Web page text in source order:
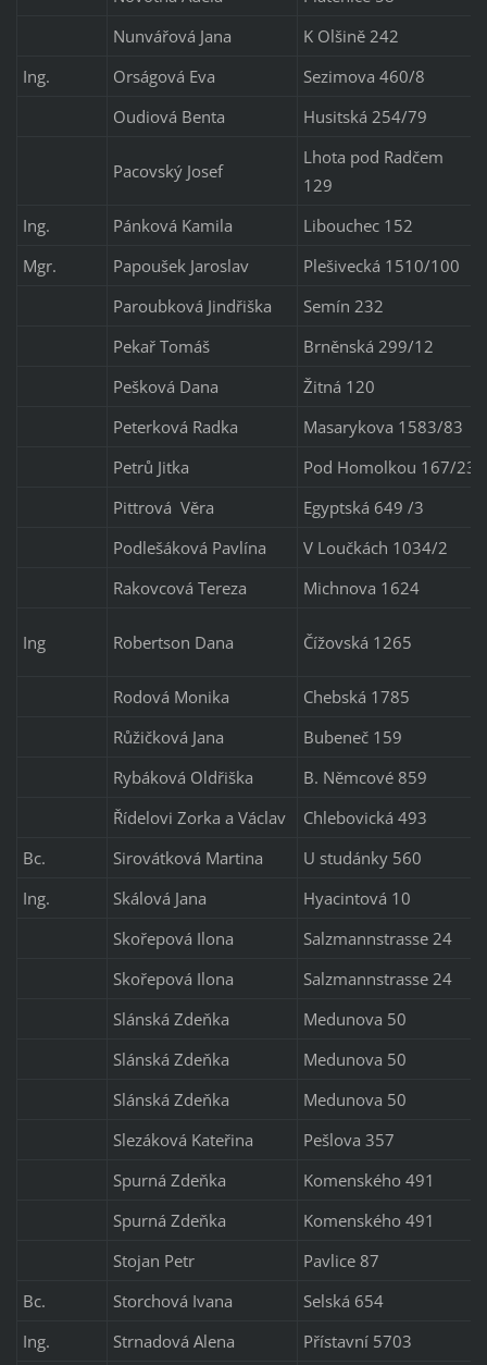
Nunvářová Jana
K Olšině 242
Ing.
Orságová Eva
Sezimova 460/8
Oudiová Benta
Husitská 254/79
Pacovský Josef
Lhota pod Radčem
129
Ing.
Pánková Kamila
Libouchec 152
Mgr.
Papoušek Jaroslav
Plešivecká 1510/100
Paroubková Jindřiška
Semín 232
Pekař Tomáš
Brněnská 299/12
Pešková Dana
Žitná 120
Peterková Radka
Masarykova 1583/83
Petrů Jitka
Pod Homolkou 167/23
Pittrová Věra
Egyptská 649 /3
Podlešáková Pavlína
V Loučkách 1034/2
Rakovcová Tereza
Michnova 1624
Ing Robertson Dana Čížovská 1265
Rodová Monika
Chebská 1785
Růžičková Jana
Bubeneč 159
Rybáková Oldřiška
B. Němcové 859
Řídelovi Zorka a Václav
Chlebovická 493
Bc.
Sirovátková Martina
U studánky 560
Ing.
Skálová Jana
Hyacintová 10
Skořepová Ilona
Salzmannstrasse 24
Skořepová Ilona
Salzmannstrasse 24
Slánská Zdeňka
Medunova 50
Slánská Zdeňka
Medunova 50
Slánská Zdeňka
Medunova 50
Slezáková Kateřina
Pešlova 357
Spurná Zdeňka
Komenského 491
Spurná Zdeňka
Komenského 491
Stojan Petr
Pavlice 87
Bc.
Storchová Ivana
Selská 654
Ing.
Strnadová Alena Přístavní 5703